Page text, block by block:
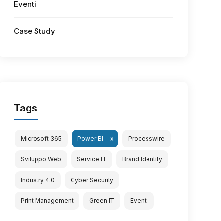
Eventi
Case Study
Tags
Microsoft 365 Power BI Processwire
Sviluppo Web Service IT Brand Identity
Industry 4.0 Cyber Security
Print Management Green IT Eventi